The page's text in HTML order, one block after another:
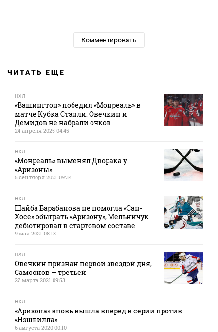
Комментировать
ЧИТАТЬ ЕЩЕ
НХЛ
«Вашингтон» победил «Монреаль» в
матче Кубка Стэнли, Овечкин и
Демидов не набрали очков
24 апреля 2025 04:45
НХЛ
«Монреаль» выменял Дворака у
«Аризоны»
5 сентября 2021 09:34
НХЛ
Шайба Барабанова не помогла «Сан-
Хосе» обыграть «Аризону», Мельничук
дебютировал в стартовом составе
9 мая 2021 08:18
НХЛ
Овечкин признан первой звездой дня,
Самсонов — третьей
27 марта 2021 09:53
НХЛ
«Аризона» вновь вышла вперед в серии против
«Нэшвилла»
6 августа 2020 00:10